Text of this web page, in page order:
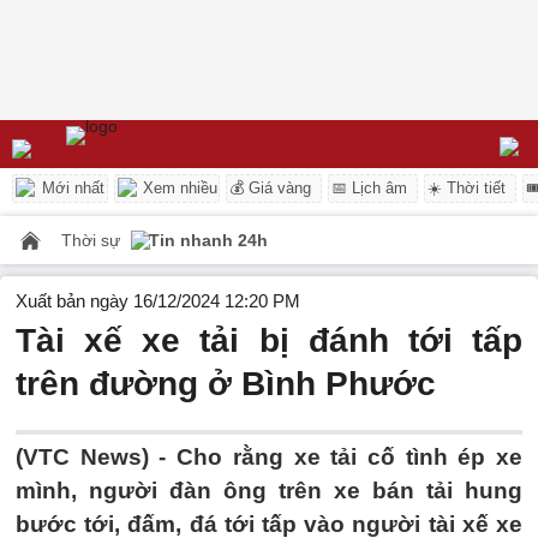
Mới nhất Xem nhiều 💰 Giá vàng 📅 Lịch âm ☀️ Thời tiết
Thời sự Tin nhanh 24h
Xuất bản ngày 16/12/2024 12:20 PM
Tài xế xe tải bị đánh tới tấp
trên đường ở Bình Phước
(VTC News) -Cho rằng xe tải cố tình ép xe
mình, người đàn ông trên xe bán tải hung
bước tới, đấm, đá tới tấp vào người tài xế xe